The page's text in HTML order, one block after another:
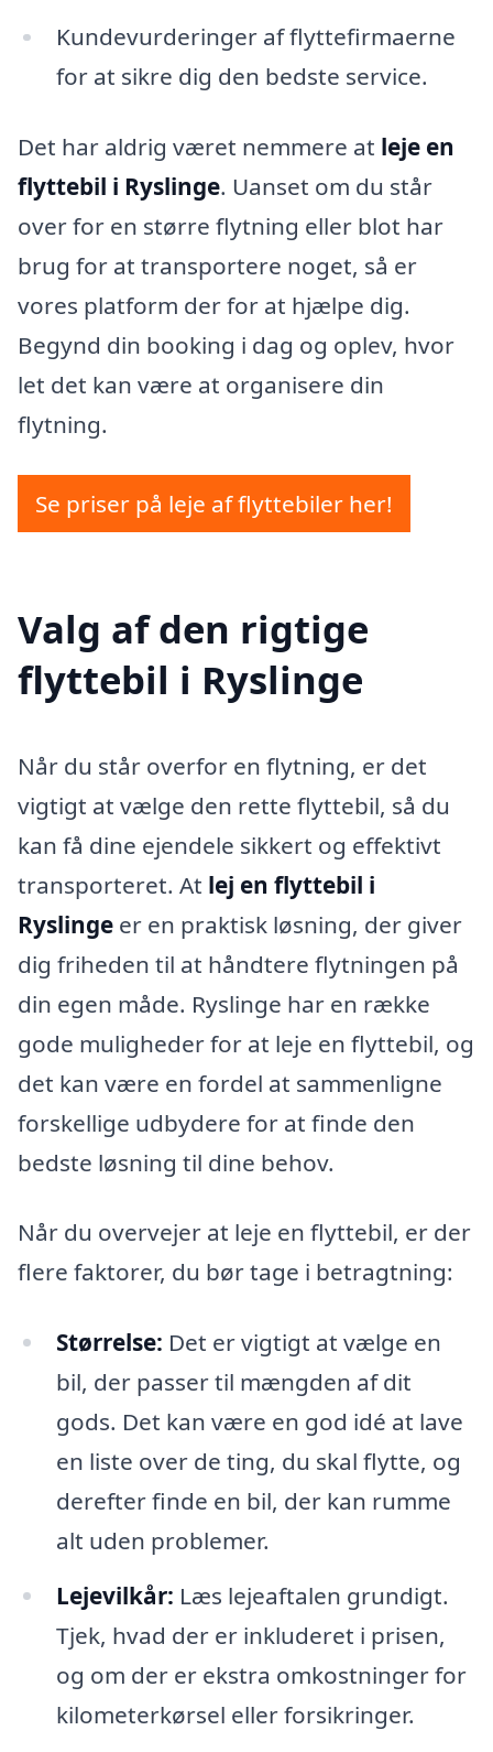
Kundevurderinger af flyttefirmaerne
for at sikre dig den bedste service.
Det har aldrig været nemmere at leje en
flyttebil i Ryslinge. Uanset om du står
over for en større flytning eller blot har
brug for at transportere noget, så er
vores platform der for at hjælpe dig.
Begynd din booking i dag og oplev, hvor
let det kan være at organisere din
flytning.
Se priser på leje af flyttebiler her!
Valg af den rigtige
flyttebil i Ryslinge
Når du står overfor en flytning, er det
vigtigt at vælge den rette flyttebil, så du
kan få dine ejendele sikkert og effektivt
transporteret. At lej en flyttebil i
Ryslinge er en praktisk løsning, der giver
dig friheden til at håndtere flytningen på
din egen måde. Ryslinge har en række
gode muligheder for at leje en flyttebil, og
det kan være en fordel at sammenligne
forskellige udbydere for at finde den
bedste løsning til dine behov.
Når du overvejer at leje en flyttebil, er der
flere faktorer, du bør tage i betragtning:
Størrelse: Det er vigtigt at vælge en
bil, der passer til mængden af dit
gods. Det kan være en god idé at lave
en liste over de ting, du skal flytte, og
derefter finde en bil, der kan rumme
alt uden problemer.
Lejevilkår: Læs lejeaftalen grundigt.
Tjek, hvad der er inkluderet i prisen,
og om der er ekstra omkostninger for
kilometerkørsel eller forsikringer.